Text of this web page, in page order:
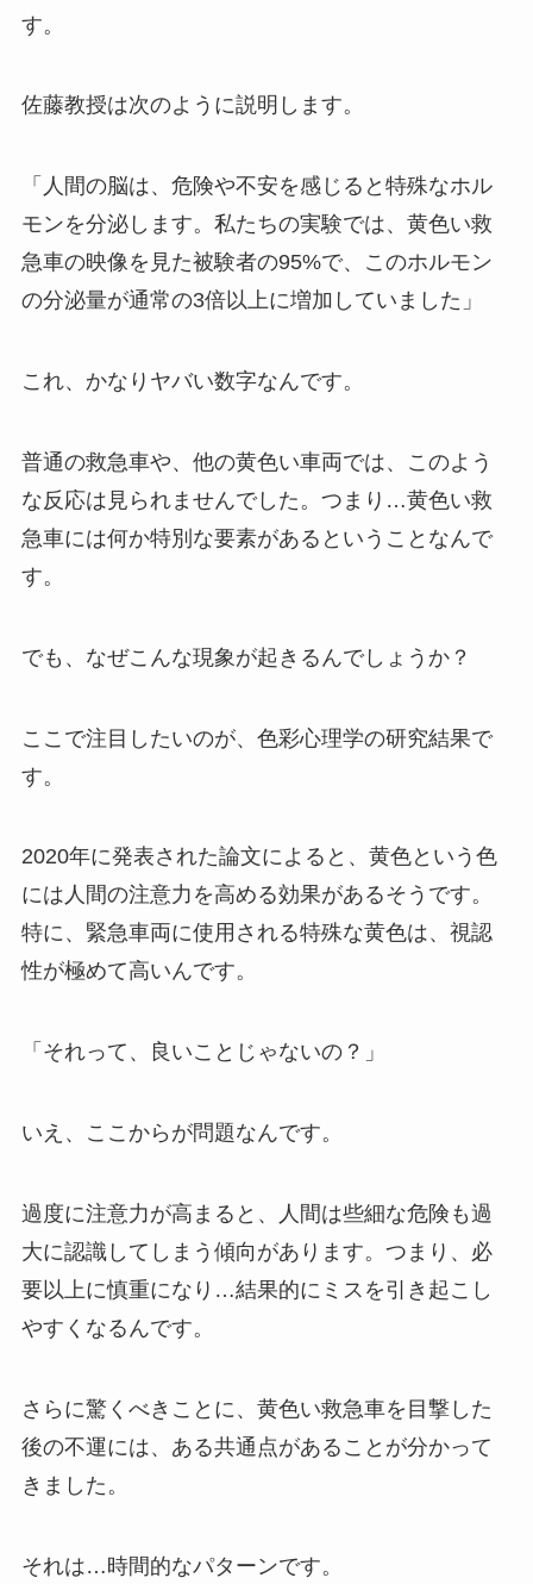
す。
佐藤教授は次のように説明します。
「人間の脳は、危険や不安を感じると特殊なホル
モンを分泌します。私たちの実験では、黄色い救
急車の映像を見た被験者の95%で、このホルモン
の分泌量が通常の3倍以上に増加していました」
これ、かなりヤバい数字なんです。
普通の救急車や、他の黄色い車両では、このよう
な反応は見られませんでした。つまり…黄色い救
急車には何か特別な要素があるということなんで
す。
でも、なぜこんな現象が起きるんでしょうか？
ここで注目したいのが、色彩心理学の研究結果で
す。
2020年に発表された論文によると、黄色という色
には人間の注意力を高める効果があるそうです。
特に、緊急車両に使用される特殊な黄色は、視認
性が極めて高いんです。
「それって、良いことじゃないの？」
いえ、ここからが問題なんです。
過度に注意力が高まると、人間は些細な危険も過
大に認識してしまう傾向があります。つまり、必
要以上に慎重になり…結果的にミスを引き起こし
やすくなるんです。
さらに驚くべきことに、黄色い救急車を目撃した
後の不運には、ある共通点があることが分かって
きました。
それは…時間的なパターンです。